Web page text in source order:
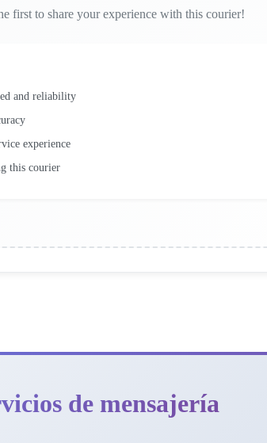
first to share your experience with this courier!
and reliability
experience
this courier
de mensajería